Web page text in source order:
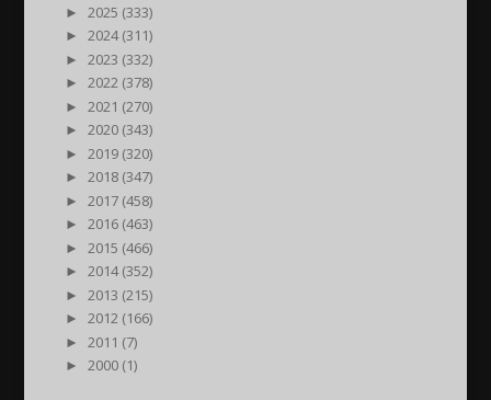
►
2025 (333)
►
2024 (311)
►
2023 (332)
►
2022 (378)
►
2021 (270)
►
2020 (343)
►
2019 (320)
►
2018 (347)
►
2017 (458)
►
2016 (463)
►
2015 (466)
►
2014 (352)
►
2013 (215)
►
2012 (166)
►
2011 (7)
►
2000 (1)